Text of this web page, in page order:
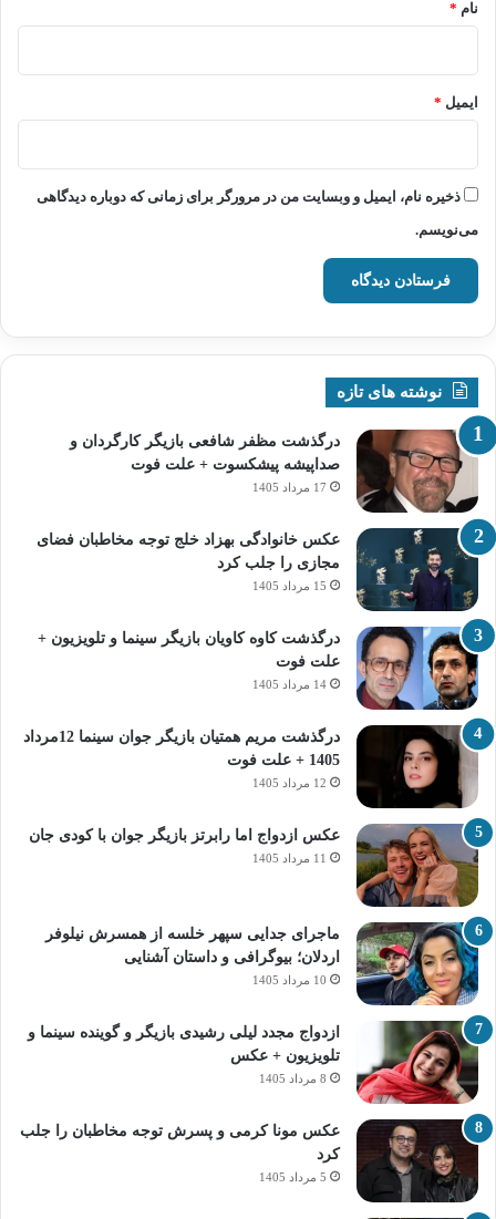
نام *
ایمیل *
ذخیره نام، ایمیل و وبسایت من در مرورگر برای زمانی که دوباره دیدگاهی
می‌نویسم.
نوشته های تازه
درگذشت مظفر شافعی بازیگر کارگردان و
صداپیشه پیشکسوت + علت فوت
17 مرداد 1405
عکس خانوادگی بهزاد خلج توجه مخاطبان فضای
مجازی را جلب کرد
15 مرداد 1405
درگذشت کاوه کاویان بازیگر سینما و تلویزیون +
علت فوت
14 مرداد 1405
درگذشت مریم همتیان بازیگر جوان سینما 12مرداد
1405 + علت فوت
12 مرداد 1405
عکس ازدواج اما رابرتز بازیگر جوان با کودی جان
11 مرداد 1405
ماجرای جدایی سپهر خلسه از همسرش نیلوفر
اردلان؛ بیوگرافی و داستان آشنایی
10 مرداد 1405
ازدواج مجدد لیلی رشیدی بازیگر و گوینده سینما و
تلویزیون + عکس
8 مرداد 1405
عکس مونا کرمی و پسرش توجه مخاطبان را جلب
کرد
5 مرداد 1405